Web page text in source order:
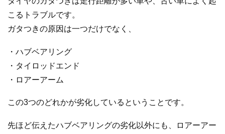
こるトラブルです。
ガタつきの原因は一つだけでなく、
・ハブベアリング
・タイロッドエンド
・ロアーアーム
この3つのどれかが劣化しているということです。
先ほど伝えたハブベアリングの劣化以外にも、ロアーアー